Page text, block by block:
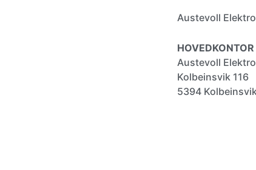
Austevoll
Austevoll
Kolbeinsvik 116
5394